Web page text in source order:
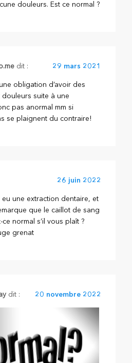
douleurs. Est ce normal ?
dit : 29 mars 2021
obligation d’avoir des
suite à une
pas anormal mm si
se plaignent du contraire!
26 juin 2022
eu une extraction dentaire, et
que le caillot de sang
normal s’il vous plaît ?
grenat
dit : 20 novembre 2022